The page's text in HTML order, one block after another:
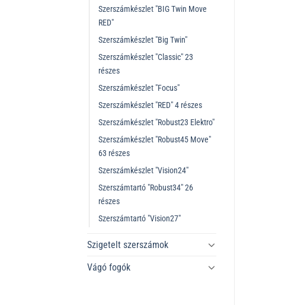
Szerszámkészlet "BIG Twin Move
RED"
Szerszámkészlet "Big Twin"
Szerszámkészlet "Classic" 23
részes
Szerszámkészlet "Focus"
Szerszámkészlet "RED" 4 részes
Szerszámkészlet "Robust23 Elektro"
Szerszámkészlet "Robust45 Move"
63 részes
Szerszámkészlet "Vision24"
Szerszámtartó "Robust34" 26
részes
Szerszámtartó "Vision27"
Szigetelt szerszámok
Vágó fogók